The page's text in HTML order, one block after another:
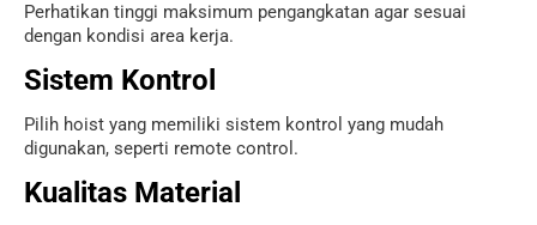
Perhatikan tinggi maksimum pengangkatan agar sesuai
dengan kondisi area kerja.
Sistem Kontrol
Pilih hoist yang memiliki sistem kontrol yang mudah
digunakan, seperti remote control.
Kualitas Material